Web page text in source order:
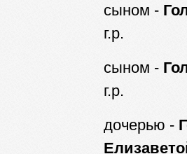
сыном -
г.р.
сыном -
г.р.
дочерью -